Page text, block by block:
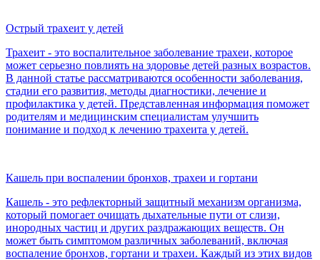
Острый трахеит у детей
Трахеит - это воспалительное заболевание трахеи, которое
может серьезно повлиять на здоровье детей разных возрастов.
В данной статье рассматриваются особенности заболевания,
стадии его развития, методы диагностики, лечение и
профилактика у детей. Представленная информация поможет
родителям и медицинским специалистам улучшить
понимание и подход к лечению трахеита у детей.
Кашель при воспалении бронхов, трахеи и гортани
Кашель - это рефлекторный защитный механизм организма,
который помогает очищать дыхательные пути от слизи,
инородных частиц и других раздражающих веществ. Он
может быть симптомом различных заболеваний, включая
воспаление бронхов, гортани и трахеи. Каждый из этих видов